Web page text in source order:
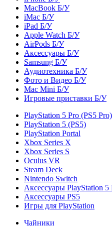
MacBook Б/У
iMac Б/У
iPad Б/У
Apple Watch Б/У
AirPods Б/У
Аксессуары Б/У
Samsung Б/У
Аудиотехника Б/У
Фото и Видео Б/У
Mac Mini Б/У
Игровые приставки Б/У
PlayStation 5 Pro (PS5 Pro)
PlayStation 5 (PS5)
PlayStation Portal
Xbox Series X
Xbox Series S
Oculus VR
Steam Deck
Nintendo Switch
Аксессуары PlayStation 5
Аксессуары PS5
Игры для PlayStation
Чайники